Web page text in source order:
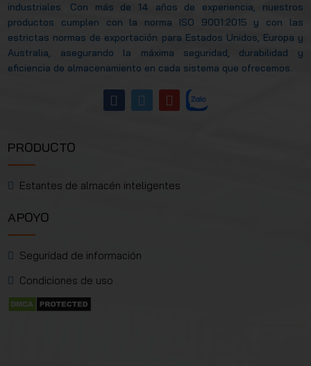
industriales. Con más de 14 años de experiencia, nuestros
productos cumplen con la norma ISO 9001:2015 y con las
estrictas normas de exportación para Estados Unidos, Europa y
Australia, asegurando la máxima seguridad, durabilidad y
eficiencia de almacenamiento en cada sistema que ofrecemos.
PRODUCTO
Estantes de almacén inteligentes
APOYO
Seguridad de información
Condiciones de uso